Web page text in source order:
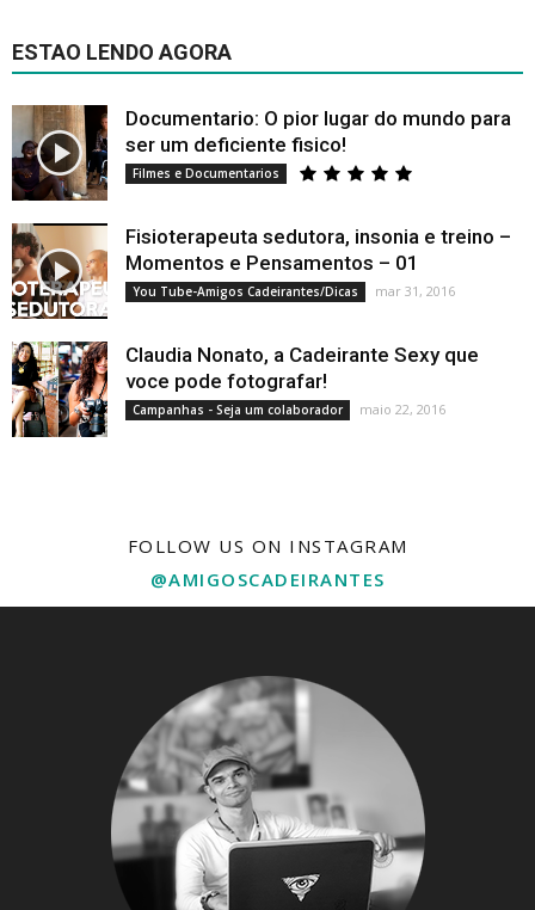
ESTAO LENDO AGORA
Documentario: O pior lugar do mundo para
ser um deficiente fisico!
Filmes e Documentarios
Fisioterapeuta sedutora, insonia e treino –
Momentos e Pensamentos – 01
You Tube-Amigos Cadeirantes/Dicas mar 31, 2016
Claudia Nonato, a Cadeirante Sexy que
voce pode fotografar!
Campanhas - Seja um colaborador maio 22, 2016
FOLLOW US ON INSTAGRAM
@AMIGOSCADEIRANTES